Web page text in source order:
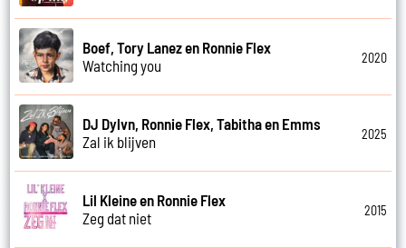
Boef, Tory Lanez en Ronnie Flex
Watching you
2020
DJ Dylvn, Ronnie Flex, Tabitha en Emms
Zal ik blijven
2025
Lil Kleine en Ronnie Flex
Zeg dat niet
2015